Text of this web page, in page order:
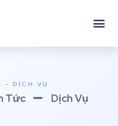
- DỊCH VỤ
Tức Dịch Vụ